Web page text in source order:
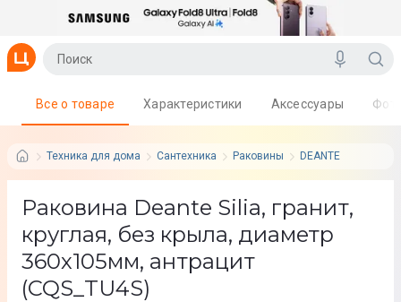
Техника для дома Сантехника Раковины DEANTE
Все о товаре Характеристики Аксессуары
Раковина Deante Silia, гранит,
круглая, без крыла, диаметр
360х105мм, антрацит
(CQS_TU4S)